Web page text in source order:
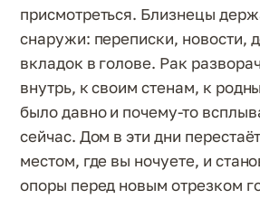
присмотреться. Близнецы
снаружи: переписки, новости,
вкладок в голове. Рак
внутрь, к своим стенам, к
было давно и почему-то
сейчас. Дом в эти дни
местом, где вы ночуете, и
опоры перед новым отрезком